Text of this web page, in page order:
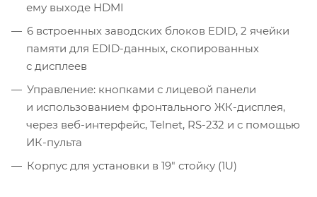
ему выходе HDMI
6 встроенных заводских блоков EDID, 2 ячейки
памяти для EDID-данных, скопированных
с дисплеев
Управление: кнопками с лицевой панели
и использованием фронтального ЖК-дисплея,
через веб-интерфейс, Telnet, RS-232 и с помощью
ИК-пульта
Корпус для установки в 19″ стойку (1U)